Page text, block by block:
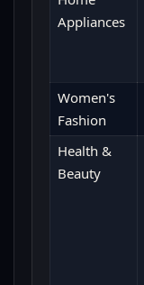
Appliances
Women's
Fashion
Health &
Beauty